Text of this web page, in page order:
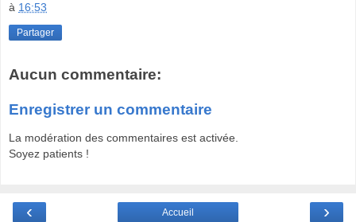
à 16:53
Partager
Aucun commentaire:
Enregistrer un commentaire
La modération des commentaires est activée.
Soyez patients !
‹ ›
Accueil